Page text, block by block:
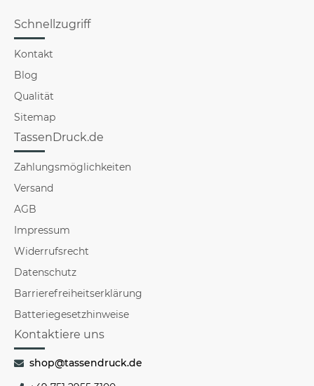
Schnellzugriff
Kontakt
Blog
Qualität
Sitemap
TassenDruck.de
Zahlungsmöglichkeiten
Versand
AGB
Impressum
Widerrufsrecht
Datenschutz
Barrierefreiheitserklärung
Batteriegesetzhinweise
Kontaktiere uns
shop@tassendruck.de